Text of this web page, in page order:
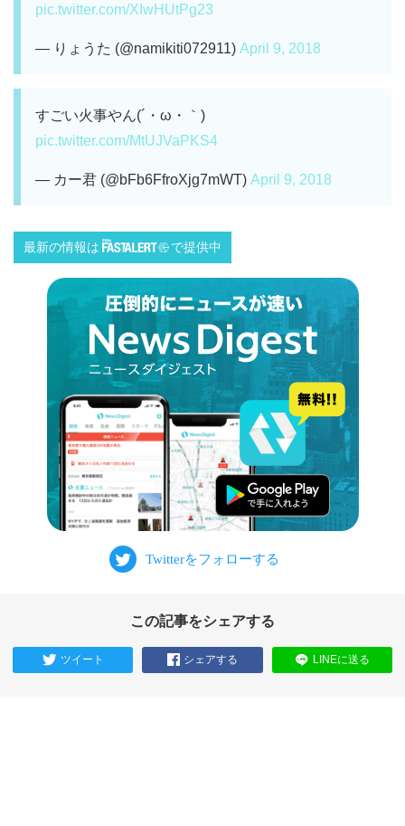
pic.twitter.com/XIwHUtPg23
— りょうた (@namikiti072911) April 9, 2018
すごい火事やん(´・ω・｀)
pic.twitter.com/MtUJVaPKS4
— カー君 (@bFb6FfroXjg7mWT) April 9, 2018
最新の情報は で提供中
この記事をシェアする
ツイート シェアする LINEに送る